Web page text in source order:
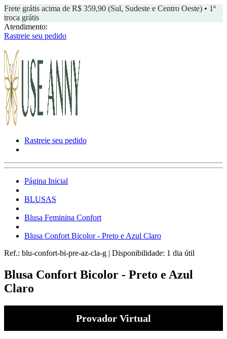
Frete grátis acima de R$ 359,90 (Sul, Sudeste e Centro Oeste) • 1ª
troca grátis
Atendimento:
Rastreie seu pedido
Rastreie seu pedido
Página Inicial
BLUSAS
Blusa Feminina Confort
Blusa Confort Bicolor - Preto e Azul Claro
Ref.: blu-confort-bi-pre-az-cla-g | Disponibilidade: 1 dia útil
Blusa Confort Bicolor - Preto e Azul
Claro
Provador Virtual